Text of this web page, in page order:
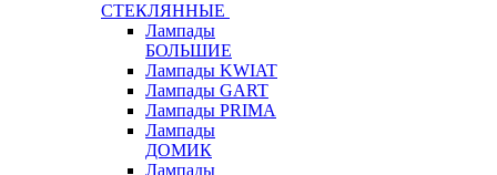
СТЕКЛЯННЫЕ
Лампады
БОЛЬШИЕ
Лампады KWIAT
Лампады GART
Лампады PRIMA
Лампады
ДОМИК
Лампады